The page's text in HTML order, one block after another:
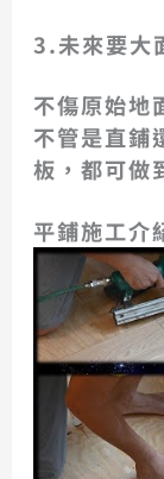
3.未來要大
不傷原始地
不管是直鋪
板，都可做
平鋪施工介